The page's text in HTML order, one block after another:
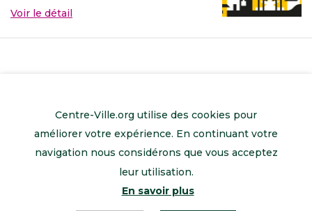
Voir le détail
Mentions légales
Centre-Ville.org utilise des cookies pour
améliorer votre expérience. En continuant votre
navigation nous considérons que vous acceptez
leur utilisation.
En savoir plus